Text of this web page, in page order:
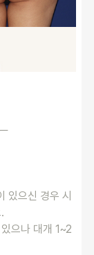
있으신 경우 시
으나 대개 1~2